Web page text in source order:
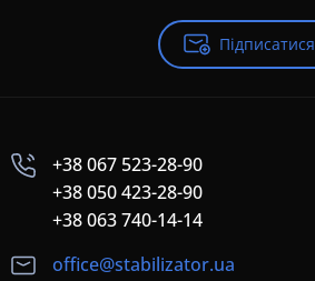
Підписатися
+38 067 523-28-90
+38 050 423-28-90
+38 063 740-14-14
office@stabilizator.ua